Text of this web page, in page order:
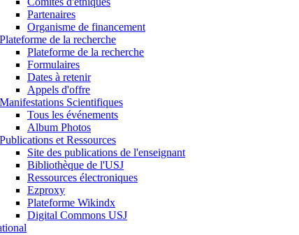
Partenaires
Organisme de financement
Plateforme de la recherche
Plateforme de la recherche
Formulaires
Dates à retenir
Appels d'offre
Manifestations Scientifiques
Tous les événements
Album Photos
Publications et Ressources
Site des publications de l'enseignant
Bibliothèque de l'USJ
Ressources électroniques
Ezproxy
Plateforme Wikindx
Digital Commons USJ